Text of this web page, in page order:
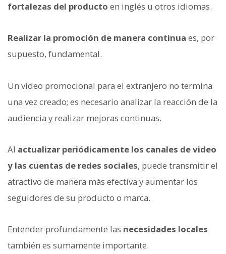
fortalezas del producto en inglés u otros idiomas.
Realizar la promoción de manera continua es, por
supuesto, fundamental.
Un video promocional para el extranjero no termina
una vez creado; es necesario analizar la reacción de la
audiencia y realizar mejoras continuas.
Al actualizar periódicamente los canales de video
y las cuentas de redes sociales, puede transmitir el
atractivo de manera más efectiva y aumentar los
seguidores de su producto o marca.
Entender profundamente las necesidades locales
también es sumamente importante.